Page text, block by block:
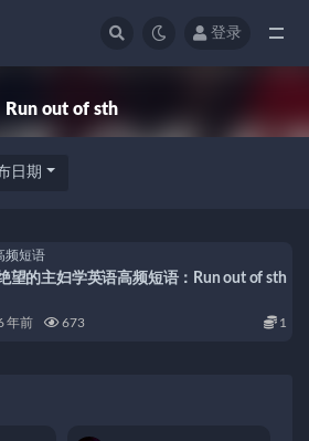
登录
Run out of sth
日期
频短语
望的主妇学英语高频短语：Run out of sth
年前 673 1